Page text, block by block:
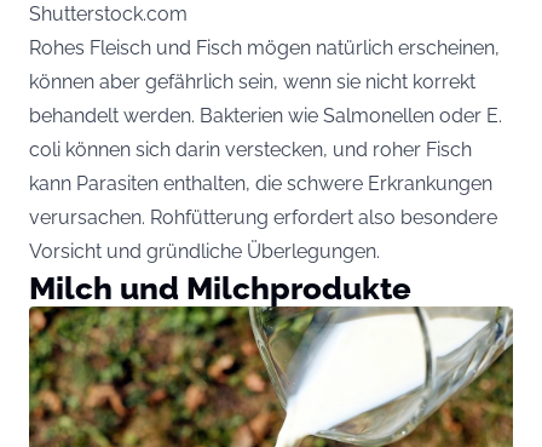
Shutterstock.com
Rohes Fleisch und Fisch mögen natürlich erscheinen,
können aber gefährlich sein, wenn sie nicht korrekt
behandelt werden. Bakterien wie Salmonellen oder E.
coli können sich darin verstecken, und roher Fisch
kann Parasiten enthalten, die schwere Erkrankungen
verursachen. Rohfütterung erfordert also besondere
Vorsicht und gründliche Überlegungen.
Milch und Milchprodukte